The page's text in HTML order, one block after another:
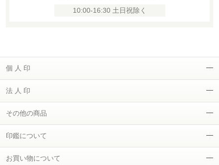
10:00-16:30 土日祝除く
個 人 印
法 人 印
その他の商品
印鑑について
お買い物について